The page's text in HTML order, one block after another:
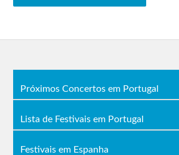
Próximos Concertos em Portugal
Lista de Festivais em Portugal
Festivais em Espanha